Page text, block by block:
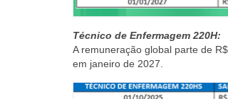
Técnico de Enfermagem 220H:
A remuneração global parte de
em janeiro de 2027.